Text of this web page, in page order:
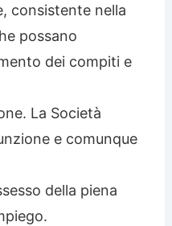
consistente nella
possano
dei compiti e
La Società
e comunque
della piena